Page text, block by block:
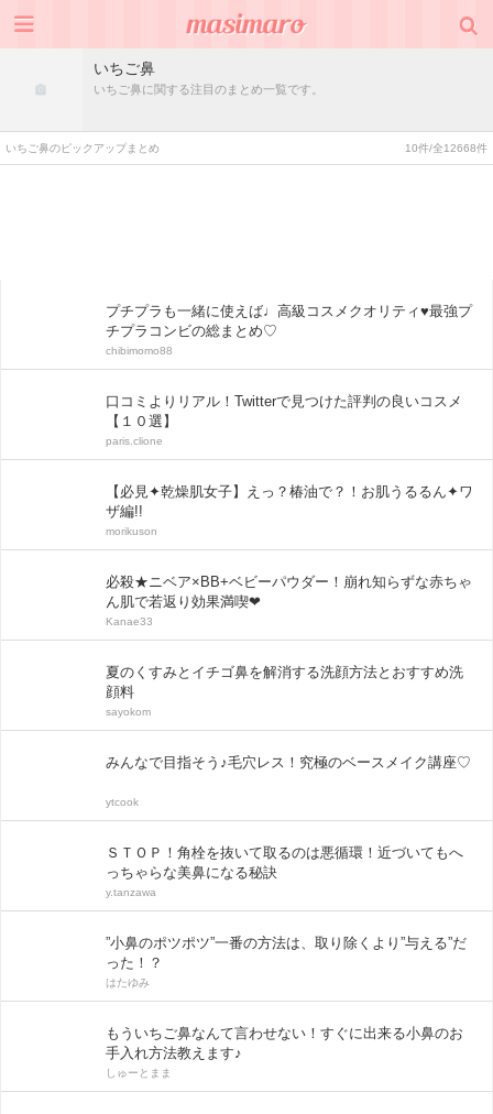
いちご鼻
いちご鼻に関する注目のまとめ一覧です。
いちご鼻のピックアップまとめ 10件/全12668件
プチプラも一緒に使えば♩高級コスメクオリティ♥最強プ
チプラコンビの総まとめ♡
chibimomo88
口コミよりリアル！Twitterで見つけた評判の良いコスメ
【１０選】
paris.clione
【必見✦乾燥肌女子】えっ？椿油で？！お肌うるるん✦ワ
ザ編!!
morikuson
必殺★ニベア×BB+ベビーパウダー！崩れ知らずな赤ちゃ
ん肌で若返り効果満喫❤
Kanae33
夏のくすみとイチゴ鼻を解消する洗顔方法とおすすめ洗
顔料
sayokom
みんなで目指そう♪毛穴レス！究極のベースメイク講座♡
ytcook
ＳＴＯＰ！角栓を抜いて取るのは悪循環！近づいてもへ
っちゃらな美鼻になる秘訣
y.tanzawa
”小鼻のポツポツ”一番の方法は、取り除くより”与える”だ
った！？
はたゆみ
もういちご鼻なんて言わせない！すぐに出来る小鼻のお
手入れ方法教えます♪
しゅーとまま